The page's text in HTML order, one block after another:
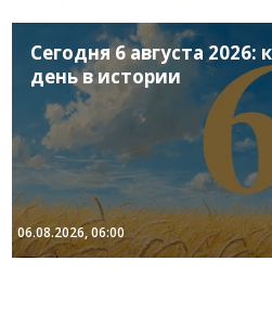
Сегодня 6 августа 2026:
день в истории
06.08.2026, 06:00